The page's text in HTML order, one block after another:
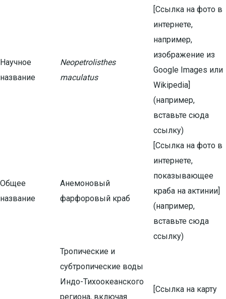
Научное
название
Neopetrolisthes
maculatus
[Ссылка на фото в
интернете,
например,
изображение из
Google Images или
Wikipedia]
(например,
вставьте сюда
ссылку)
Общее
название
Анемоновый
фарфоровый краб
[Ссылка на фото в
интернете,
показывающее
краба на актинии]
(например,
вставьте сюда
ссылку)
Тропические и
субтропические воды
Индо-Тихоокеанского
региона, включая
[Ссылка на карту